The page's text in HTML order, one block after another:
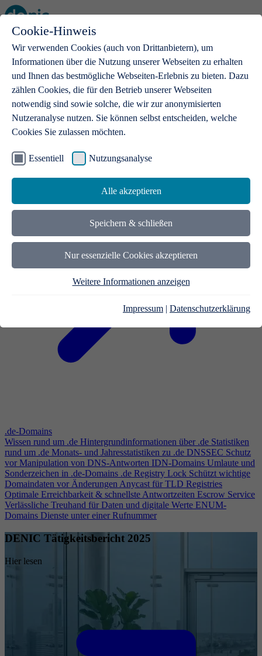
Cookie-Hinweis
Wir verwenden Cookies (auch von Drittanbietern), um
Informationen über die Nutzung unserer Webseiten zu erhalten
und Ihnen das bestmögliche Webseiten-Erlebnis zu bieten. Dazu
zählen Cookies, die für den Betrieb unserer Webseiten
notwendig sind sowie solche, die wir zur anonymisierten
Nutzeranalyse nutzen. Sie können selbst entscheiden, welche
Cookies Sie zulassen möchten.
Essentiell Nutzungsanalyse
Alle akzeptieren
Speichern & schließen
Nur essenzielle Cookies akzeptieren
Weitere Informationen anzeigen
Impressum | Datenschutzerklärung
Open main menu
.de-Domains
Mit einer .de-Domain erhalten Ideen eine Bühne
.de-Domains
Wissen rund um .de Hintergrundinformationen über .de Statistiken
rund um .de Monats- und Jahresstatistiken zu .de DNSSEC Schutz
vor Manipulation von DNS-Antworten IDN-Domains Umlaute und
Sonderzeichen in .de-Domains .de Registry Lock Schützt wichtige
Domaindaten vor ÄnderungenAnycast für TLD Registries
Optimale Erreichbarkeit & schnellste Antwortzeiten Escrow Service
Verlässliche Treuhand für Daten und digitale Werte ENUM-
Domains Dienste unter einer Rufnummer
DENIC Tätigkeitsbericht 2025
Hier lesen